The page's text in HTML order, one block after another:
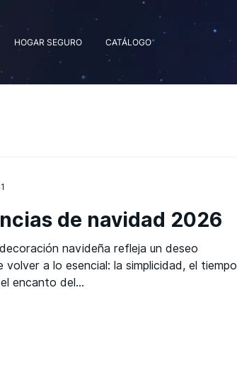
HOGAR SEGURO CATÁLOGO
de navidad 2026
navideña refleja un deseo
volver a lo esencial: la simplicidad, el tiempo
encanto del...